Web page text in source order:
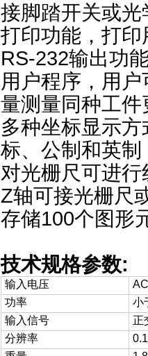
接脚踏开关或
打印功能，打
RS-232输出功
用户程序，用
量测量同种工件
多种坐标显示
标、公制和英制
对光栅尺可进
Z轴可接光栅尺
存储100个图形
技术规格参数:
输入电压
功率
小
输入信号
正
分辨率